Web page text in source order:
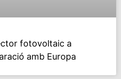
fotovoltaic a
amb Europa